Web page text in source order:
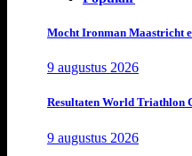
Mocht Ironman Maastricht
9 augustus 2026
Resultaten World Triathlon
9 augustus 2026